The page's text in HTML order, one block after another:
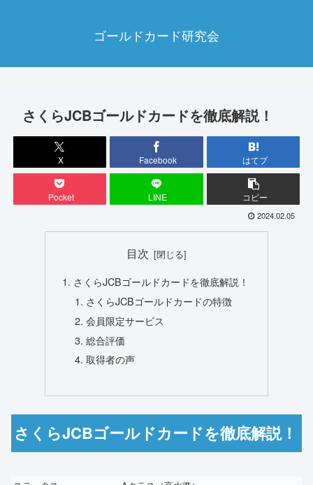
ゴールドカード研究会
さくらJCBゴールドカードを徹底解説！
X Facebook はてブ
Pocket LINE コピー
2024.02.05
目次
さくらJCBゴールドカードを徹底解説！
さくらJCBゴールドカードの特徴
会員限定サービス
総合評価
取得者の声
さくらJCBゴールドカードを徹底解説！